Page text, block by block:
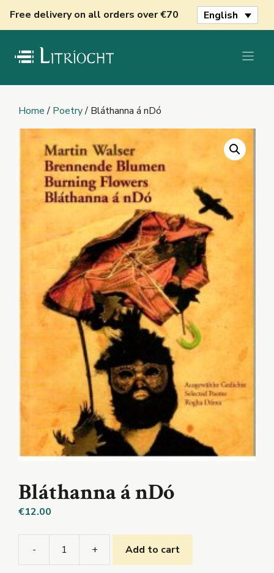
Free delivery on all orders over €70 English
Home/ Poetry/ Bláthanna á nDó
Bláthanna á nDó
€12.00
-
Bláthanna
+ Add to cart